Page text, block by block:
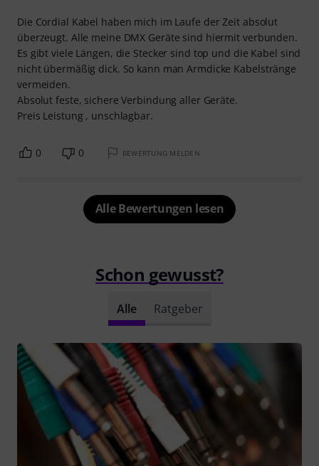
Die Cordial Kabel haben mich im Laufe der Zeit absolut
überzeugt. Alle meine DMX Geräte sind hiermit verbunden.
Es gibt viele Längen, die Stecker sind top und die Kabel sind
nicht übermäßig dick. So kann man Armdicke Kabelstränge
vermeiden.
Absolut feste, sichere Verbindung aller Geräte.
Preis Leistung , unschlagbar.
0 0 BEWERTUNG MELDEN
Alle Bewertungen lesen
Schon gewusst?
Alle Ratgeber